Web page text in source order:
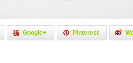
Google+ Pinterest